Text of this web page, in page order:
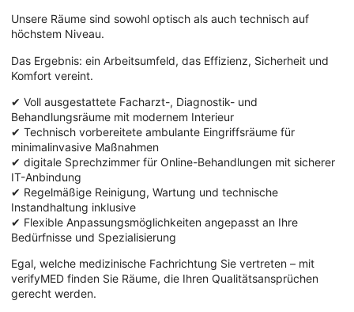
Unsere Räume sind sowohl optisch als auch technisch auf
höchstem Niveau.
Das Ergebnis: ein Arbeitsumfeld, das Effizienz, Sicherheit und
Komfort vereint.
✔ Voll ausgestattete Facharzt-, Diagnostik- und
Behandlungsräume mit modernem Interieur
✔ Technisch vorbereitete ambulante Eingriffsräume für
minimalinvasive Maßnahmen
✔ digitale Sprechzimmer für Online-Behandlungen mit sicherer
IT-Anbindung
✔ Regelmäßige Reinigung, Wartung und technische
Instandhaltung inklusive
✔ Flexible Anpassungsmöglichkeiten angepasst an Ihre
Bedürfnisse und Spezialisierung
Egal, welche medizinische Fachrichtung Sie vertreten – mit
verifyMED finden Sie Räume, die Ihren Qualitätsansprüchen
gerecht werden.